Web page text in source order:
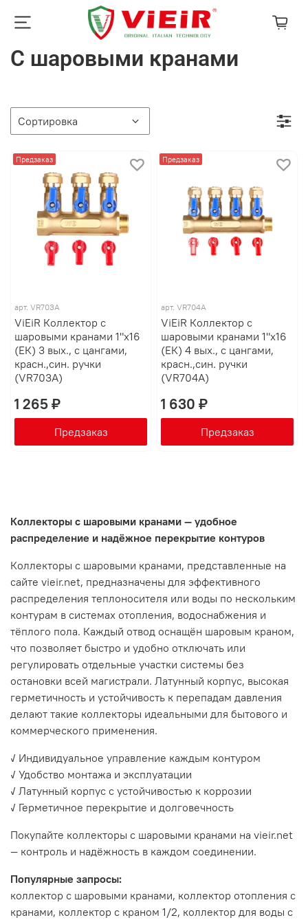
С шаровыми кранами
Предзаказ
арт. VR703A
ViEiR Коллектор с
шаровыми кранами 1"х16
(ЕК) 3 вых., с цангами,
красн.,син. ручки
(VR703A)
1 265 ₽
Предзаказ
Предзаказ
арт. VR704A
ViEiR Коллектор с
шаровыми кранами 1"х16
(ЕК) 4 вых., с цангами,
красн.,син. ручки
(VR704A)
1 630 ₽
Предзаказ
Коллекторы с шаровыми кранами — удобное
распределение и надёжное перекрытие контуров
Коллекторы с шаровыми кранами, представленные на
сайте vieir.net, предназначены для эффективного
распределения теплоносителя или воды по нескольким
контурам в системах отопления, водоснабжения и
тёплого пола. Каждый отвод оснащён шаровым краном,
что позволяет быстро и удобно отключать или
регулировать отдельные участки системы без
остановки всей магистрали. Латунный корпус, высокая
герметичность и устойчивость к перепадам давления
делают такие коллекторы идеальными для бытового и
коммерческого применения.
✓ Индивидуальное управление каждым контуром
✓ Удобство монтажа и эксплуатации
✓ Латунный корпус с устойчивостью к коррозии
✓ Герметичное перекрытие и долговечность
Покупайте коллекторы с шаровыми кранами на vieir.net
— контроль и надёжность в каждом соединении.
Популярные запросы:
коллектор с шаровыми кранами, коллектор отопления с
кранами, коллектор с краном 1/2, коллектор для воды с